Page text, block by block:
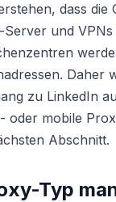
dass die
und
Daher
zu LinkedIn
oder mobile
Abschnitt.
Typ